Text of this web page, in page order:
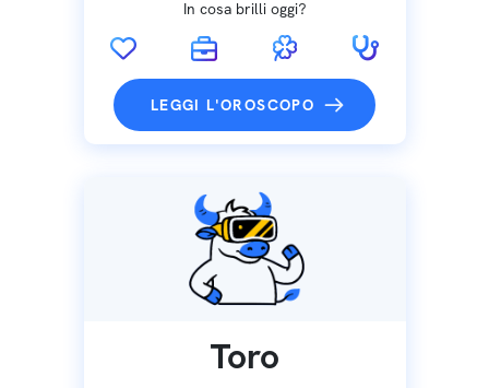
In cosa brilli oggi?
LEGGI L'OROSCOPO
Toro